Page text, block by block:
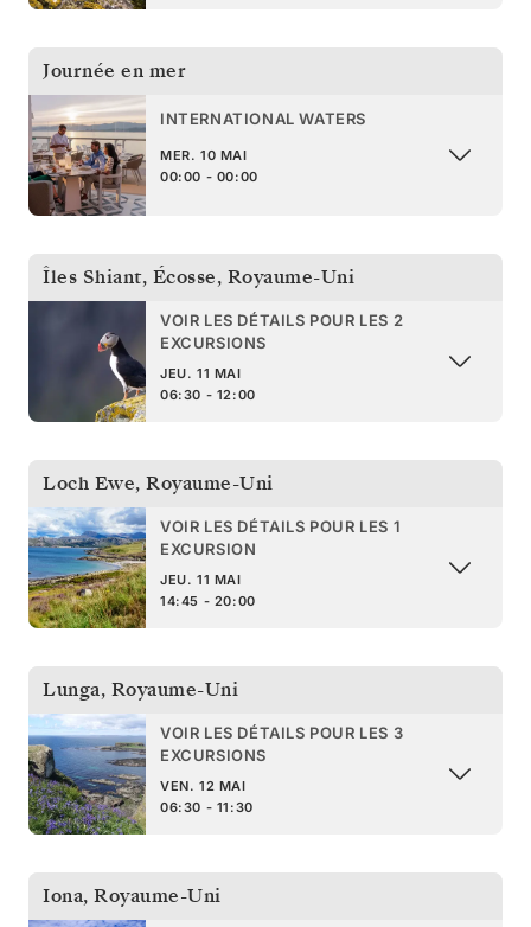
Journée en mer
INTERNATIONAL WATERS
MER. 10 MAI
00:00 - 00:00
Îles Shiant, Écosse, Royaume-Uni
VOIR LES DÉTAILS POUR LES 2
EXCURSIONS
JEU. 11 MAI
06:30 - 12:00
Loch Ewe, Royaume-Uni
VOIR LES DÉTAILS POUR LES 1
EXCURSION
JEU. 11 MAI
14:45 - 20:00
Lunga, Royaume-Uni
VOIR LES DÉTAILS POUR LES 3
EXCURSIONS
VEN. 12 MAI
06:30 - 11:30
Iona, Royaume-Uni